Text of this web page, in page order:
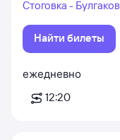
Стоговка -
Найти билеты
ежедневно
12:20